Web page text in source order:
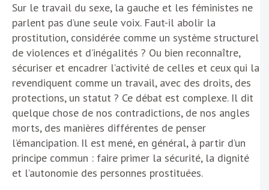
Sur le travail du sexe, la gauche et les féministes ne
parlent pas d’une seule voix. Faut-il abolir la
prostitution, considérée comme un système structurel
de violences et d’inégalités ? Ou bien reconnaître,
sécuriser et encadrer l’activité de celles et ceux qui la
revendiquent comme un travail, avec des droits, des
protections, un statut ? Ce débat est complexe. Il dit
quelque chose de nos contradictions, de nos angles
morts, des manières différentes de penser
l’émancipation. Il est mené, en général, à partir d’un
principe commun : faire primer la sécurité, la dignité
et l’autonomie des personnes prostituées.